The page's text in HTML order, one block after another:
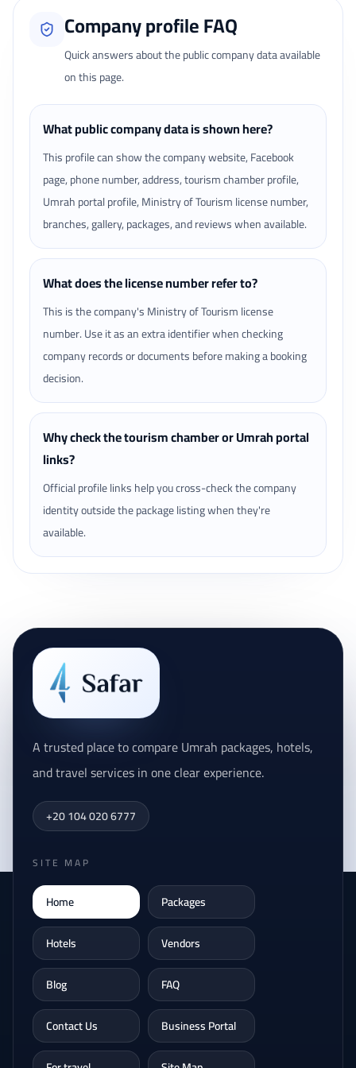
Company profile FAQ
Quick answers about the public company data available
on this page.
What public company data is shown here?
This profile can show the company website, Facebook
page, phone number, address, tourism chamber profile,
Umrah portal profile, Ministry of Tourism license number,
branches, gallery, packages, and reviews when available.
What does the license number refer to?
This is the company's Ministry of Tourism license
number. Use it as an extra identifier when checking
company records or documents before making a booking
decision.
Why check the tourism chamber or Umrah portal
links?
Official profile links help you cross-check the company
identity outside the package listing when they're
available.
A trusted place to compare Umrah packages, hotels,
and travel services in one clear experience.
+20 104 020 6777
SITE MAP
Home
Packages
Hotels
Vendors
Blog
FAQ
Contact Us
Business Portal